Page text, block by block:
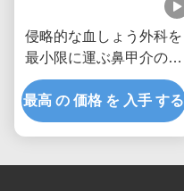
侵略的な血しょう外科を
最小限に運ぶ鼻甲介のた
めの耐久のENT調査
最高 の 価格 を 入手 する